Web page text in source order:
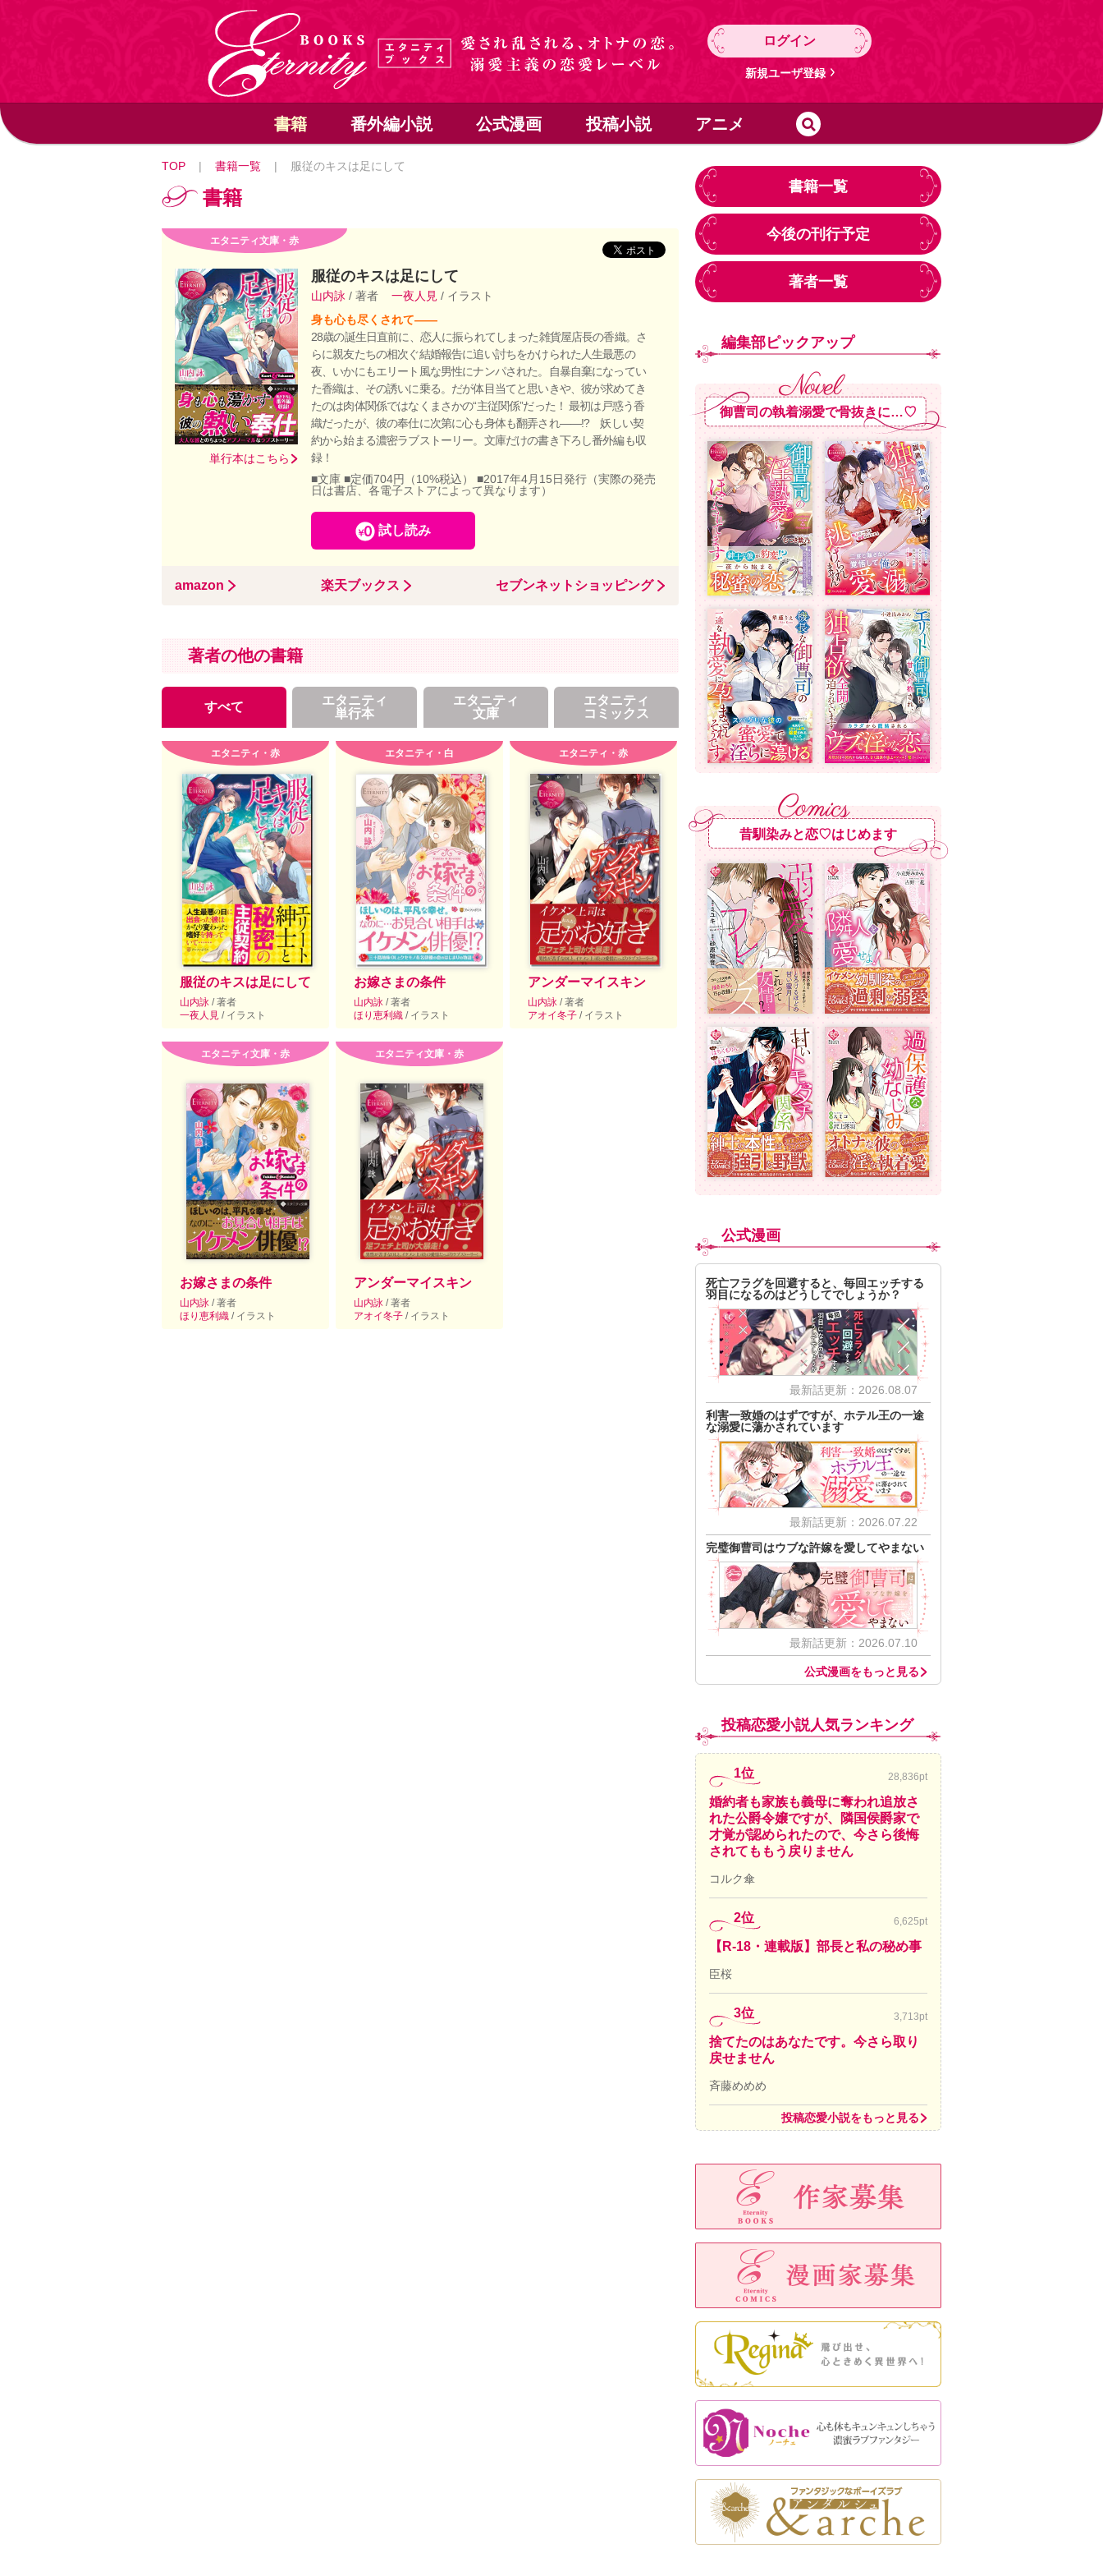
ログイン
新規ユーザ登録
書籍 番外編小説 公式漫画 投稿小説 アニメ
TOP | 書籍一覧 | 服従のキスは足にして
書籍
エタニティ文庫・赤
単行本はこちら
服従のキスは足にして
山内詠 / 著者 一夜人見 / イラスト
身も心も尽くされて――
28歳の誕生日直前に、恋人に振られてしまった雑貨屋店長の香織。さ
らに親友たちの相次ぐ結婚報告に追い討ちをかけられた人生最悪の
夜、いかにもエリート風な男性にナンパされた。自暴自棄になってい
た香織は、その誘いに乗る。だが体目当てと思いきや、彼が求めてき
たのは肉体関係ではなくまさかの“主従関係”だった！ 最初は戸惑う香
織だったが、彼の奉仕に次第に心も身体も翻弄され――!? 妖しい契
約から始まる濃密ラブストーリー。文庫だけの書き下ろし番外編も収
録！
■文庫 ■定価704円（10%税込） ■2017年4月15日発行（実際の発売
日は書店、各電子ストアによって異なります）
試し読み
amazon 楽天ブックス セブンネットショッピング
著者の他の書籍
すべて
エタニティ
単行本
エタニティ
文庫
エタニティ
コミックス
エタニティ・赤
服従のキスは足にして
山内詠 / 著者
一夜人見 / イラスト
エタニティ・白
お嫁さまの条件
山内詠 / 著者
ほり恵利織 / イラスト
エタニティ・赤
アンダーマイスキン
山内詠 / 著者
アオイ冬子 / イラスト
エタニティ文庫・赤
お嫁さまの条件
山内詠 / 著者
ほり恵利織 / イラスト
エタニティ文庫・赤
アンダーマイスキン
山内詠 / 著者
アオイ冬子 / イラスト
書籍一覧
今後の刊行予定
著者一覧
編集部ピックアップ
御曹司の執着溺愛で骨抜きに…♡
昔馴染みと恋♡はじめます
公式漫画
死亡フラグを回避すると、毎回エッチする
羽目になるのはどうしてでしょうか？
最新話更新：2026.08.07
利害一致婚のはずですが、ホテル王の一途
な溺愛に蕩かされています
最新話更新：2026.07.22
完璧御曹司はウブな許嫁を愛してやまない
最新話更新：2026.07.10
公式漫画をもっと見る
投稿恋愛小説人気ランキング
1位 28,836pt
婚約者も家族も義母に奪われ追放さ
れた公爵令嬢ですが、隣国侯爵家で
才覚が認められたので、今さら後悔
されてももう戻りません
コルク傘
2位 6,625pt
【R-18・連載版】部長と私の秘め事
臣桜
3位 3,713pt
捨てたのはあなたです。今さら取り
戻せません
斉藤めめめ
投稿恋愛小説をもっと見る